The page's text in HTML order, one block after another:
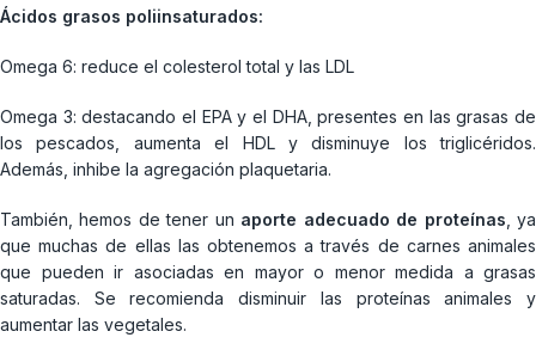
Ácidos grasos poliinsaturados:
Omega 6: reduce el colesterol total y las LDL
Omega 3: destacando el EPA y el DHA, presentes en las grasas de
los pescados, aumenta el HDL y disminuye los triglicéridos.
Además, inhibe la agregación plaquetaria.
También, hemos de tener un aporte adecuado de proteínas , ya
que muchas de ellas las obtenemos a través de carnes animales
que pueden ir asociadas en mayor o menor medida a grasas
saturadas. Se recomienda disminuir las proteínas animales y
aumentar las vegetales.